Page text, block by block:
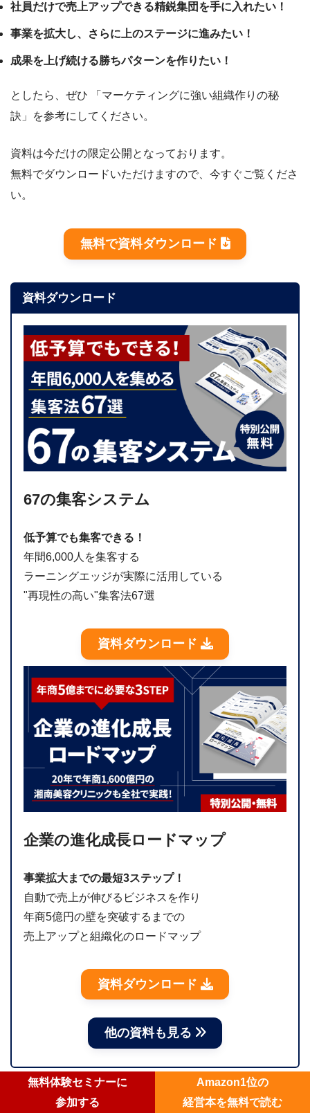
社員だけで売上アップできる精鋭集団を手に入れたい！
事業を拡大し、さらに上のステージに進みたい！
成果を上げ続ける勝ちパターンを作りたい！
としたら、ぜひ 「マーケティングに強い組織作りの秘
訣」を参考にしてください。
資料は今だけの限定公開となっております。
無料でダウンロードいただけますので、今すぐご覧くださ
い。
無料で資料ダウンロード
資料ダウンロード
67の集客システム
低予算でも集客できる！
年間6,000人を集客する
ラーニングエッジが実際に活用している
"再現性の高い"集客法67選
資料ダウンロード
企業の進化成長ロードマップ
事業拡大までの最短3ステップ！
自動で売上が伸びるビジネスを作り
年商5億円の壁を突破するまでの
売上アップと組織化のロードマップ
資料ダウンロード
他の資料も見る
無料セミナー
無料体験セミナーに
参加する
Amazon1位の
経営本を無料で読む